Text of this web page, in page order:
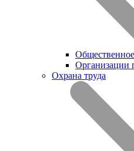
Организации
Охрана труда